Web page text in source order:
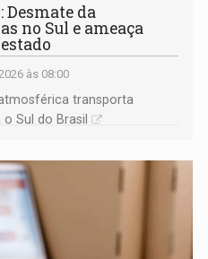
Desmate da
no Sul e ameaça
às 08:00
transporta
Sul do Brasil